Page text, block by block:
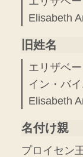
Elisabeth
旧姓名
エリザベ
イン・バ
Elisabeth
名付け親
プロイセン